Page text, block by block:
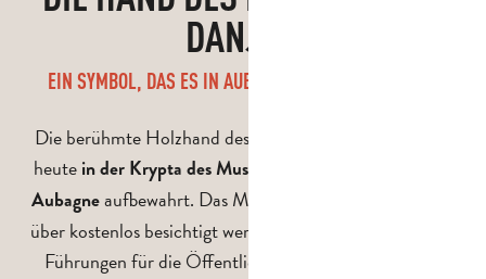
DANJOU
EIN SYMBOL, DAS ES IN AUBAGNE ZU ENTDECKEN GILT
Die berühmte Holzhand des Hauptmanns Danjou wird
heute in der Krypta des Museums der Fremdenlegion in
Aubagneaufbewahrt. Das Museum kann das ganze Jahr
über kostenlos besichtigt werden, wobei manchmal auch
Führungen für die Öffentlichkeit angeboten werden.